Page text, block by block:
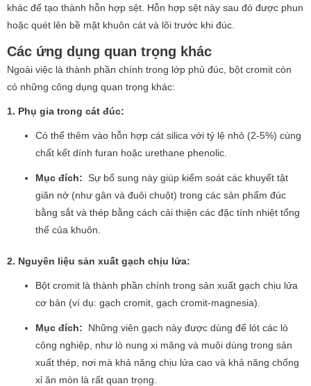
khác để tạo thành hỗn hợp sệt. Hỗn hợp sệt này sau đó được phun
hoặc quét lên bề mặt khuôn cát và lõi trước khi đúc.
Các ứng dụng quan trọng khác
Ngoài việc là thành phần chính trong lớp phủ đúc, bột cromit còn
có những công dụng quan trọng khác:
1. Phụ gia trong cát đúc:
Có thể thêm vào hỗn hợp cát silica với tỷ lệ nhỏ (2-5%) cùng
chất kết dính furan hoặc urethane phenolic.
Mục đích: Sự bổ sung này giúp kiểm soát các khuyết tật
giãn nở (như gân và đuôi chuột) trong các sản phẩm đúc
bằng sắt và thép bằng cách cải thiện các đặc tính nhiệt tổng
thể của khuôn.
2. Nguyên liệu sản xuất gạch chịu lửa:
Bột cromit là thành phần chính trong sản xuất gạch chịu lửa
cơ bản (ví dụ: gạch cromit, gạch cromit-magnesia).
Mục đích: Những viên gạch này được dùng để lót các lò
công nghiệp, như lò nung xi măng và muôi dùng trong sản
xuất thép, nơi mà khả năng chịu lửa cao và khả năng chống
xỉ ăn mòn là rất quan trọng.